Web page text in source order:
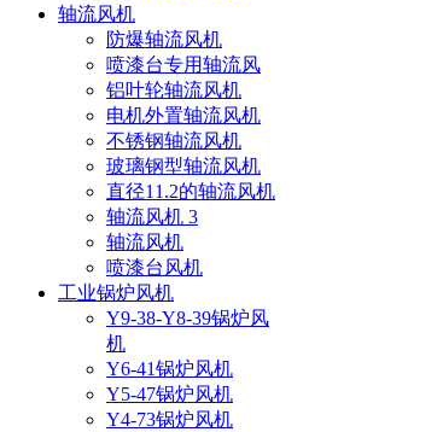
轴流风机
防爆轴流风机
喷漆台专用轴流风
铝叶轮轴流风机
电机外置轴流风机
不锈钢轴流风机
玻璃钢型轴流风机
直径11.2的轴流风机
轴流风机 3
轴流风机
喷漆台风机
工业锅炉风机
Y9-38-Y8-39锅炉风
机
Y6-41锅炉风机
Y5-47锅炉风机
Y4-73锅炉风机